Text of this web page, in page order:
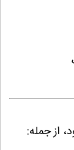
از جمله: